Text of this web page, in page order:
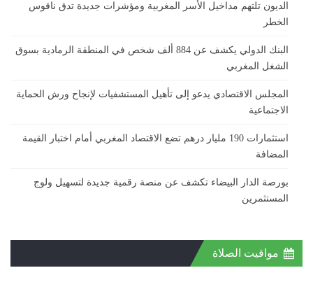
الديون تلتهم مداخيل الأسر المغربية ومؤشرات جديدة تدق ناقوس
الخطر
البنك الدولي يكشف عن 884 ألف شخص في المنطقة الرمادية بسوق
الشغل المغربي
المجلس الاقتصادي يدعو إلى تأهيل المستشفيات لإنجاح ورش الحماية
الاجتماعية
استثمارات 190 مليار درهم تضع الاقتصاد المغربي أمام اختبار القيمة
المضافة
بورصة الدار البيضاء تكشف عن منصة رقمية جديدة لتسهيل ولوج
المستثمرين
مواقيت الصلاة